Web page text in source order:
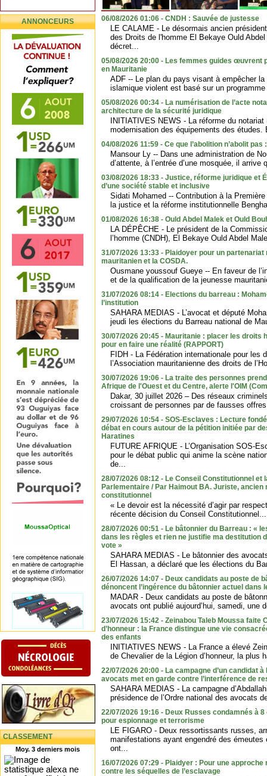
ANNONCEURS
CLASSEMENT
Moy. 3 derniers mois
06/08/2026 01:06 - CNDH : Sauvée de justesse
LE CALAME - Le désormais ancien
des Droits de l'homme El Bekaye Ould
décret...
05/08/2026 20:00 - Les femmes guides œuvrent
en Mauritanie
ADF -- Le plan du pays visant à empêcher la
islamique violent est basé sur un
05/08/2026 00:34 - La numérisation de l’acte
architecture de la sécurité juridique
INITIATIVES NEWS - La réforme du
modernisation des équipements des études.
04/08/2026 11:59 - Ce que l’abolition n’abolit
Mansour Ly -- Dans une administration de
d’attente, à l’entrée d’une mosquée, il arrive
03/08/2026 18:33 - Justice, réforme juridique et
d’une société stable et inclusive
Sidati Mohamed -- Contribution à la
la justice et la réforme institutionnelle
01/08/2026 16:38 - Ould Abdel Malek et Ould
LA DÉPÊCHE - Le président de la
l’homme (CNDH), El Bekaye Ould Abdel
31/07/2026 13:33 - Plaidoyer pour un partenariat
mauritanien et la COSDA.
Ousmane youssouf Gueye -- En faveur de
et de la qualification de la jeunesse
31/07/2026 08:14 - Elections du barreau :
l’institution
SAHARA MEDIAS - L’avocat et député
jeudi les élections du Barreau national de
30/07/2026 20:45 - Mauritanie : placer les droits
pour en faire une réalité (RAPPORT)
FIDH - La Fédération internationale pour les
l’Association mauritanienne des droits de
30/07/2026 19:06 - La traite des personnes
Afrique de l'Ouest et du Centre, alerte l'OIM
Dakar, 30 juillet 2026 – Des réseaux
croissant de personnes par de fausses
29/07/2026 10:54 - SOS-Esclaves : Lecture
débat en cours autour de la pétition initiée par
Haratines
FUTURE AFRIQUE - L’Organisation SOS-
pour le débat public qui anime la scène
de...
28/07/2026 08:12 - Le Conseil Constitutionnel et
Parlementaire / Par Haimout BA. Juriste, ancien
constitutionnel
« Le devoir est la nécessité d’agir par
récente décision du Conseil Constitutionnel...
28/07/2026 00:51 - Le bâtonnier du Barreau : «
dans les règles et rien ne justifie ma destitution
vote »
SAHARA MEDIAS - Le bâtonnier des
El Hassan, a déclaré que les élections du
26/07/2026 14:07 - Deux candidats au poste de
dénoncent l’ingérence du bâtonnier actuel dans
MADAR - Deux candidats au poste de
avocats ont publié aujourd’hui, samedi, une
23/07/2026 15:42 - Zeinabou Taleb Moussa faite
d’honneur : la France distingue une vie
des enfants
INITIATIVES NEWS - La France a élevé
de Chevalier de la Légion d’honneur, la plus
22/07/2026 20:00 - La campagne d’un candidat
avocats met en garde contre l’interférence de
SAHARA MEDIAS - La campagne
présidence de l’Ordre national des avocats
22/07/2026 19:16 - Deux Russes condamnés à
pour espionnage et terrorisme
LE FIGARO - Deux ressortissants russes,
manifestations ayant engendré des
ont...
16/07/2026 07:29 - Plaidyer : Pour une
contre les séquelles de l’esclavage